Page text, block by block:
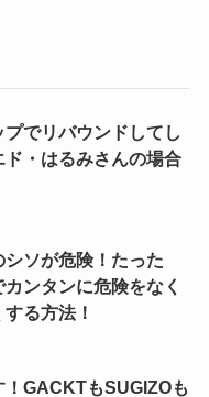
でリバウンドしてし
ド・はるみさんの場合
シソが危険！たった
カンタンに危険をなく
る方法！
！GACKTもSUGIZOも